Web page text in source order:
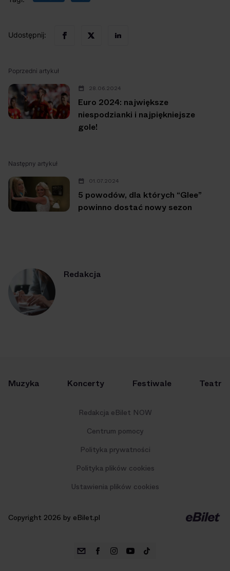
Udostępnij:
Poprzedni artykuł
28.06.2024
Euro 2024: największe
niespodzianki i najpiękniejsze
gole!
Następny artykuł
01.07.2024
5 powodów, dla których “Glee”
powinno dostać nowy sezon
Redakcja
Muzyka Koncerty Festiwale Teatr
Redakcja eBilet NOW
Centrum pomocy
Polityka prywatności
Polityka plików cookies
Ustawienia plików cookies
Copyright 2026 by eBilet.pl